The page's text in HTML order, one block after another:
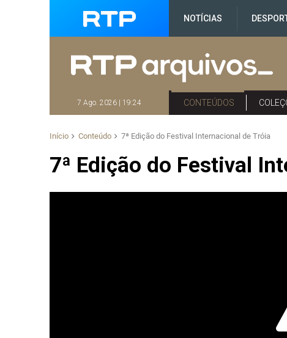
NOTÍCIAS
7 Ago. 2026 | 19:24 CONTEÚDOS
Início Conteúdo 7ª Edição do Festival Internacional de Tróia
7ª Edição do Festival